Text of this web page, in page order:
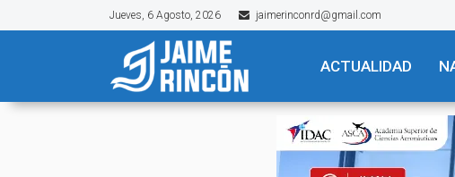
Jueves, 6 Agosto, 2026 jaimerinconrd@gmail.com
ACTUALIDAD